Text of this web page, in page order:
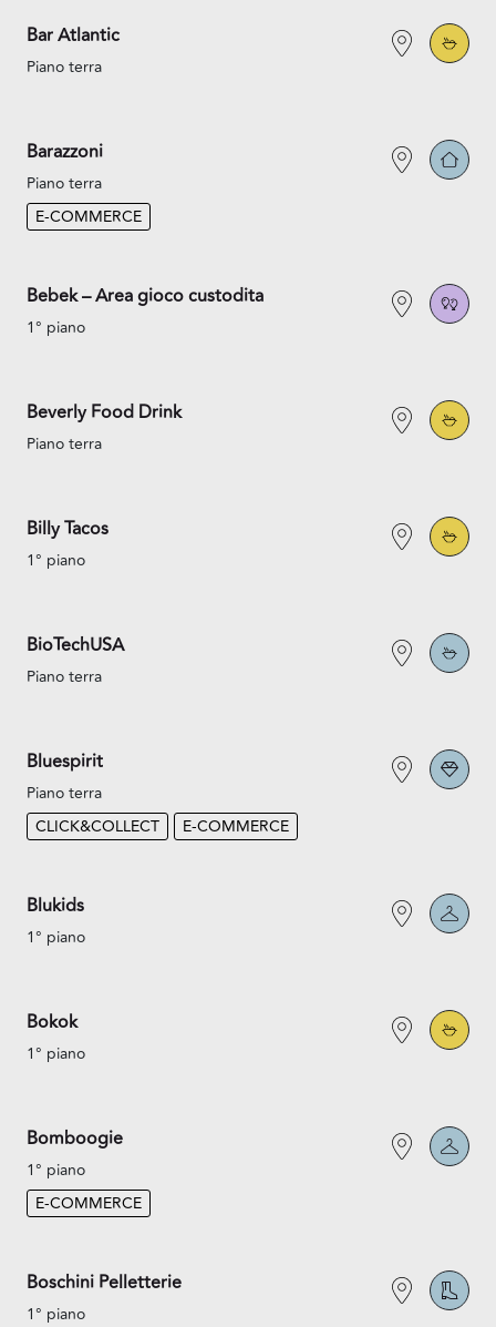
Bar Atlantic
Piano terra
Barazzoni
Piano terra
E-COMMERCE
Bebek – Area gioco custodita
1° piano
Beverly Food Drink
Piano terra
Billy Tacos
1° piano
BioTechUSA
Piano terra
Bluespirit
Piano terra
CLICK&COLLECT
E-COMMERCE
Blukids
1° piano
Bokok
1° piano
Bomboogie
1° piano
E-COMMERCE
Boschini Pelletterie
1° piano